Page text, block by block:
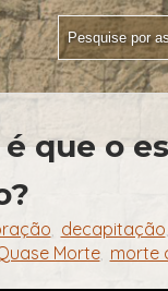
que o
decapitação
Morte, morte